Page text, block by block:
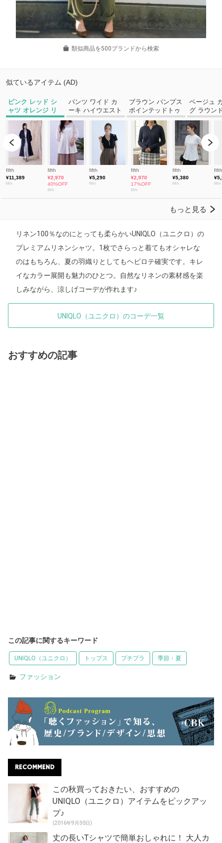
類似商品を500ブランドから検索
リネン100％なのにとっても柔らかいUNIQLO（ユニクロ）の
プレミアムリネンシャツ。1枚でさらっと着てもオシャレな
のはもちろん、夏の羽織りとしてもヘビロテ確実です。キレ
イなカラー展開も魅力のひとつ。自然なリネンの素材感を楽
しみながら、涼しげコーデが作れます♪
UNIQLO（ユニクロ）のコーデ一覧
おすすめの記事
この記事に関するキーワード
UNIQLO（ユニクロ） トップス プチプラ 季節・夏
ファッション
RECOMMEND
この秋買っておきたい、おすすめの
UNIQLO（ユニクロ）アイテムをピックアッ
プ♪
(2016年9月30日)
丈の長いTシャツで簡単おしゃれに！ 大人カ